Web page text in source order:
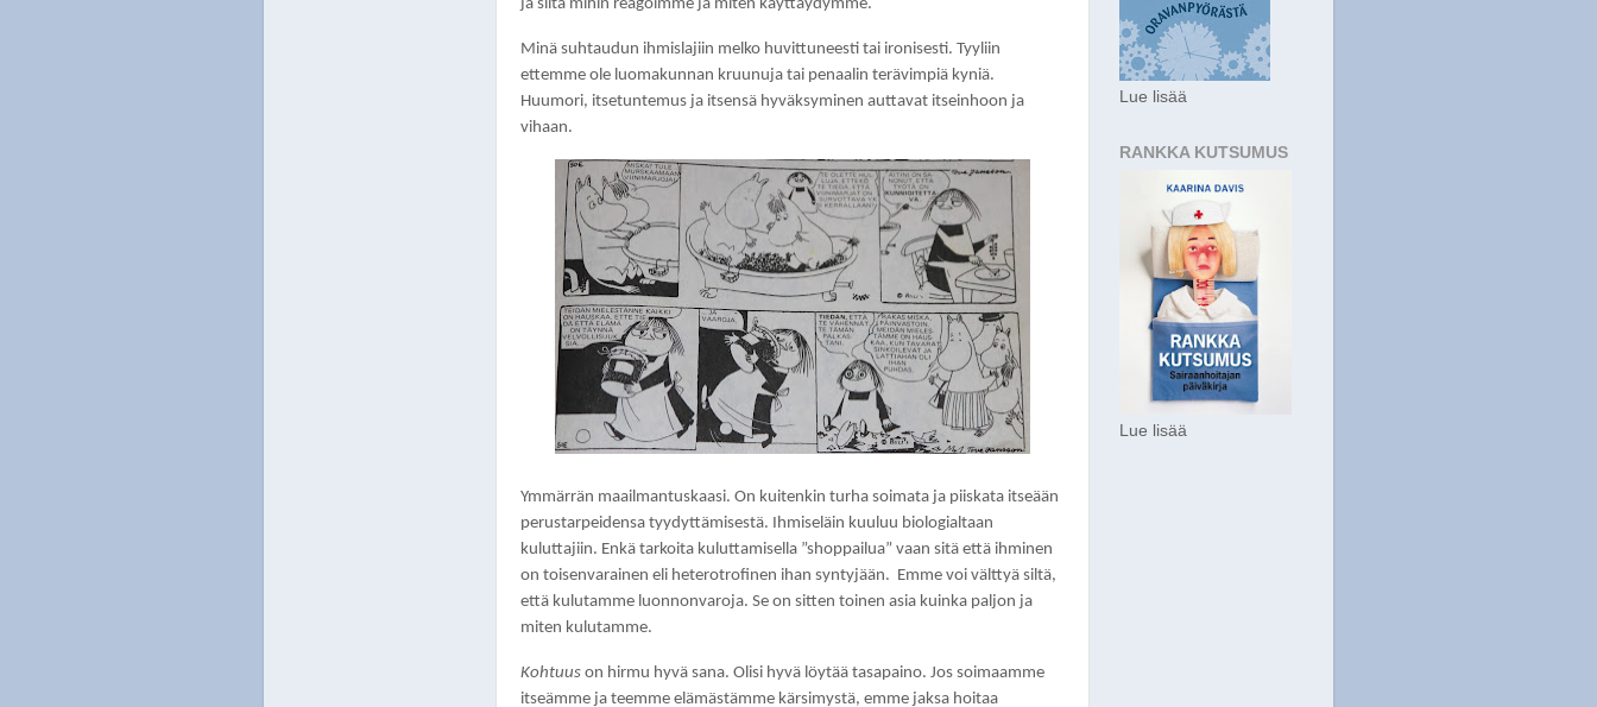
ja siitä mihin reagoimme ja miten käyttäydymme.
Minä suhtaudun ihmislajiin melko huvittuneesti tai ironisesti. Tyyliin
ettemme ole luomakunnan kruunuja tai penaalin terävimpiä kyniä.
Huumori, itsetuntemus ja itsensä hyväksyminen auttavat itseinhoon ja
vihaan.
Ymmärrän maailmantuskaasi. On kuitenkin turha soimata ja piiskata itseään
perustarpeidensa tyydyttämisestä. Ihmiseläin kuuluu biologialtaan
kuluttajiin. Enkä tarkoita kuluttamisella ”shoppailua” vaan sitä että ihminen
on toisenvarainen eli heterotrofinen ihan syntyjään. Emme voi välttyä siltä,
että kulutamme luonnonvaroja. Se on sitten toinen asia kuinka paljon ja
miten kulutamme.
Kohtuus on hirmu hyvä sana. Olisi hyvä löytää tasapaino. Jos soimaamme
itseämme ja teemme elämästämme kärsimystä, emme jaksa hoitaa
Lue lisää
RANKKA KUTSUMUS
Lue lisää